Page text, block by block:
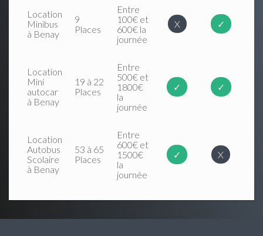
Location
Minibus
à Benay
9
Places
Entre
100€ et
600€ la
journée
X ✓
Location
Mini
autocar
à Benay
19 à 22
Places
Entre
500€ et
1800€
la
journée
✓ ✓
Location
Autobus
Scolaire
à Benay
53 à 65
Places
Entre
600€ et
1500€
la
journée
✓ X